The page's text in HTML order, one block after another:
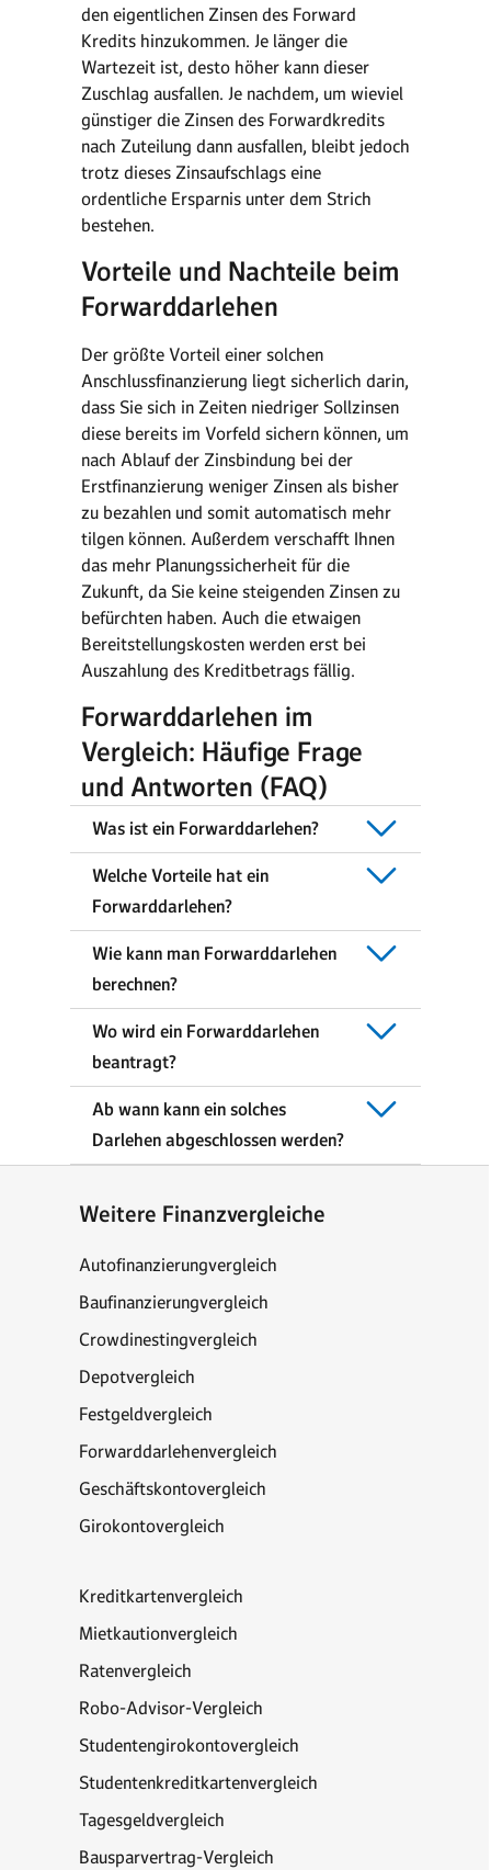
den eigentlichen Zinsen des Forward
Kredits hinzukommen. Je länger die
Wartezeit ist, desto höher kann dieser
Zuschlag ausfallen. Je nachdem, um wieviel
günstiger die Zinsen des Forwardkredits
nach Zuteilung dann ausfallen, bleibt jedoch
trotz dieses Zinsaufschlags eine
ordentliche Ersparnis unter dem Strich
bestehen.
Vorteile und Nachteile beim
Forwarddarlehen
Der größte Vorteil einer solchen
Anschlussfinanzierung liegt sicherlich darin,
dass Sie sich in Zeiten niedriger Sollzinsen
diese bereits im Vorfeld sichern können, um
nach Ablauf der Zinsbindung bei der
Erstfinanzierung weniger Zinsen als bisher
zu bezahlen und somit automatisch mehr
tilgen können. Außerdem verschafft Ihnen
das mehr Planungssicherheit für die
Zukunft, da Sie keine steigenden Zinsen zu
befürchten haben. Auch die etwaigen
Bereitstellungskosten werden erst bei
Auszahlung des Kreditbetrags fällig.
Forwarddarlehen im
Vergleich: Häufige Frage
und Antworten (FAQ)
Was ist ein Forwarddarlehen?
Welche Vorteile hat ein
Forwarddarlehen?
Wie kann man Forwarddarlehen
berechnen?
Wo wird ein Forwarddarlehen
beantragt?
Ab wann kann ein solches
Darlehen abgeschlossen werden?
Weitere Finanzvergleiche
Autofinanzierungvergleich
Baufinanzierungvergleich
Crowdinestingvergleich
Depotvergleich
Festgeldvergleich
Forwarddarlehenvergleich
Geschäftskontovergleich
Girokontovergleich
Kreditkartenvergleich
Mietkautionvergleich
Ratenvergleich
Robo-Advisor-Vergleich
Studentengirokontovergleich
Studentenkreditkartenvergleich
Tagesgeldvergleich
Bausparvertrag-Vergleich